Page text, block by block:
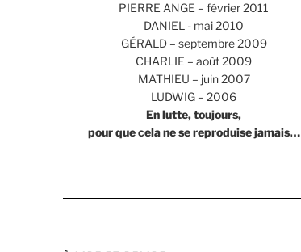
PIERRE ANGE – février 2011
DANIEL - mai 2010
GÉRALD – septembre 2009
CHARLIE – août 2009
MATHIEU – juin 2007
LUDWIG – 2006
En lutte, toujours,
pour que cela ne se reproduise jamais…